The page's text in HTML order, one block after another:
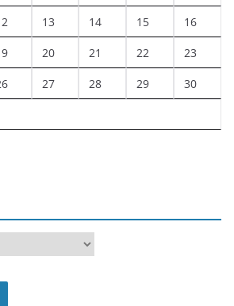
13 14 15 16
20 21 22 23
27 28 29 30